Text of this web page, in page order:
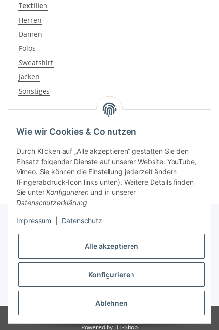
Textilien
Herren
Damen
Polos
Sweatshirt
Jacken
Sonstiges
Produkt Veredlung
Vistenkarten & Flyer
Gesetzliche Informationen
* Alle Preise inkl. gesetzlicher USt., zzgl.Versand
Besucherzähler: 116989
Powered byJTL-Shop
Wie wir Cookies & Co nutzen
Durch Klicken auf „Alle akzeptieren“ gestatten Sie den
Einsatz folgender Dienste auf unserer Website: YouTube,
Vimeo. Sie können die Einstellung jederzeit ändern
(Fingerabdruck-Icon links unten). Weitere Details finden
Sie unter Konfigurieren und in unserer
Datenschutzerklärung.
Impressum Datenschutz
Alle akzeptieren
Konfigurieren
Ablehnen